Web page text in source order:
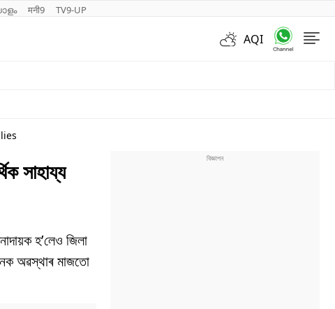
मनी9 TV9-UP
AQI
সাহায্য
হ’লেও জিলা
অৱস্থাৰ মাজতো